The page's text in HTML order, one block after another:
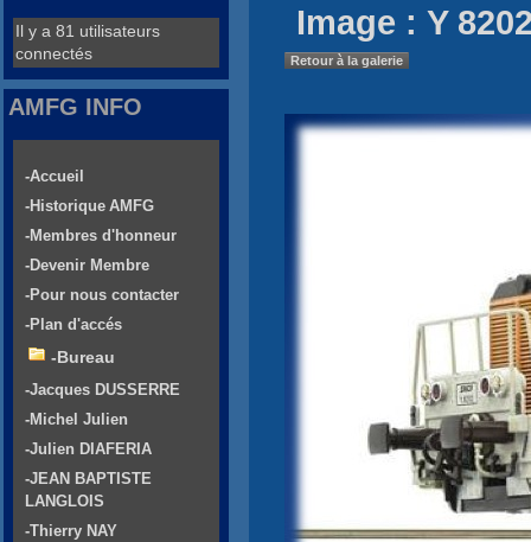
Image : Y
Retour à la galerie
Il y a 81 utilisateurs
connectés
AMFG INFO
-Accueil
-Historique AMFG
-Membres d'honneur
-Devenir Membre
-Pour nous contacter
-Plan d'accés
-Bureau
-Jacques DUSSERRE
-Michel Julien
-Julien DIAFERIA
-JEAN BAPTISTE
LANGLOIS
-Thierry NAY